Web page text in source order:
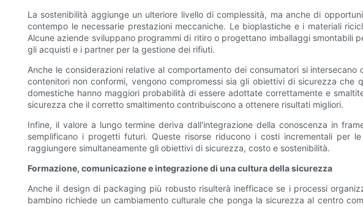
La sostenibilità aggiunge un ulteriore livello di complessità, ma anche di
contempo le necessarie prestazioni meccaniche. Le bioplastiche e i materiali
Alcune aziende sviluppano programmi di ritiro o progettano imballaggi smontabili
gli acquisti e i partner per la gestione dei rifiuti.
Anche le considerazioni relative al comportamento dei consumatori si
contenitori non conformi, vengono compromessi sia gli obiettivi di sicurezza
domestiche hanno maggiori probabilità di essere adottate correttamente e
sicurezza che il corretto smaltimento contribuiscono a ottenere risultati migliori.
Infine, il valore a lungo termine deriva dall'integrazione della conoscenza in
semplificano i progetti futuri. Queste risorse riducono i costi incrementali per
raggiungere simultaneamente gli obiettivi di sicurezza, costo e sostenibilità.
Formazione, comunicazione e integrazione di una cultura della sicurezza
Anche il design di packaging più robusto risulterà inefficace se i processi
bambino richiede un cambiamento culturale che ponga la sicurezza al centro